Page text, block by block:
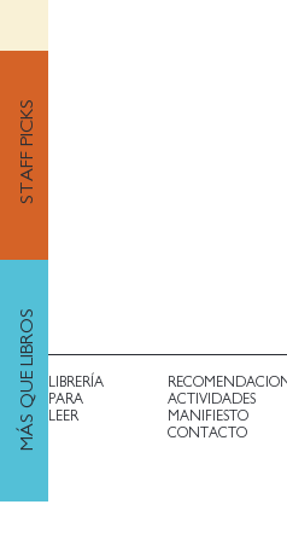
STAFF PICKS
MÁS QUE LIBROS
LIBRERÍA
PARA
LEER
ACTIVIDADES
MANIFIESTO
CONTACTO